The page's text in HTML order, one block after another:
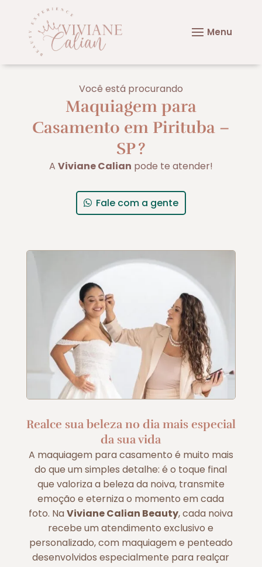
Você está procurando
Maquiagem para
Casamento em Pirituba –
SP?
A Viviane Calian pode te atender!
Fale com a gente
Realce sua beleza no dia mais especial
da sua vida
A maquiagem para casamento é muito mais
do que um simples detalhe: é o toque final
que valoriza a beleza da noiva, transmite
emoção e eterniza o momento em cada
foto. NaViviane Calian Beauty, cada noiva
recebe um atendimento exclusivo e
personalizado, com maquiagem e penteado
desenvolvidos especialmente para realçar